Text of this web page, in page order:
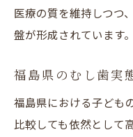
医療の質を維持しつつ
盤が形成されています。
福島県のむし歯実
福島県における子ども
比較しても依然として